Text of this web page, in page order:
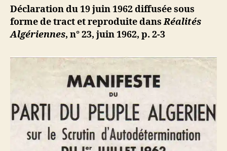
ji
du
Peuple
le
scrutin
1er
juillet
Déclaration du 19 juin 1962 diffusée sous
forme de tract et reproduite dansRéalités
Algériennes, n° 23, juin 1962, p. 2-3